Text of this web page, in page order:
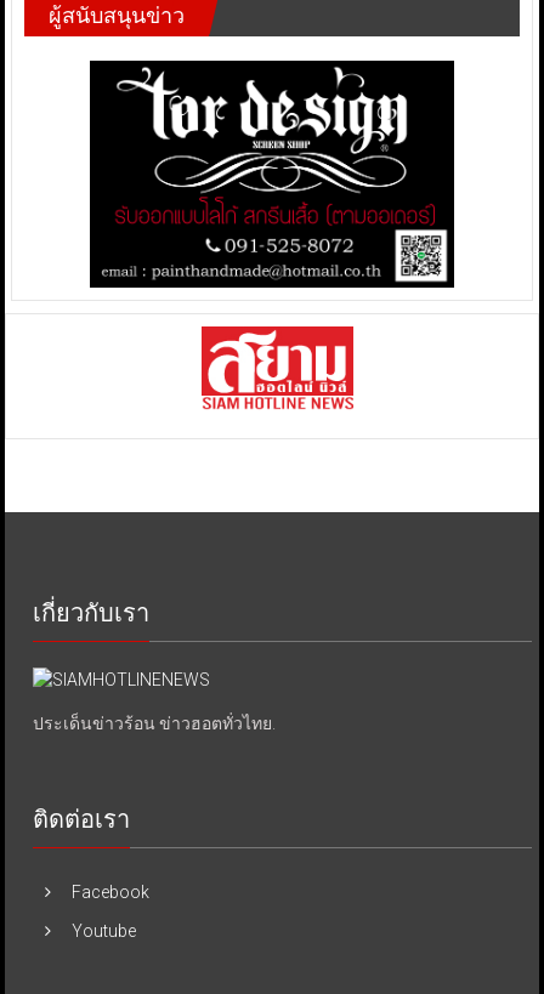
ผู้สนับสนุนข่าว
เกี่ยวกับเรา
ประเด็นข่าวร้อน ข่าวฮอตทั่วไทย.
ติดต่อเรา
Facebook
Youtube